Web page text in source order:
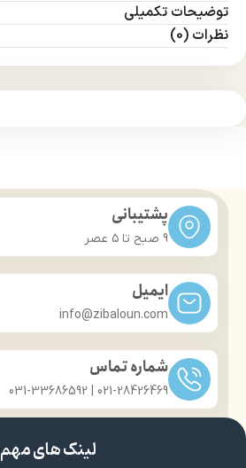
توضیحات تکمیلی
نظرات (0)
پشتیبانی
9 صبح تا ۵ عصر
ایمیل
info@zibaloun.com
شماره تماس
021-28426469 | 031-33686592
لینک های مهم